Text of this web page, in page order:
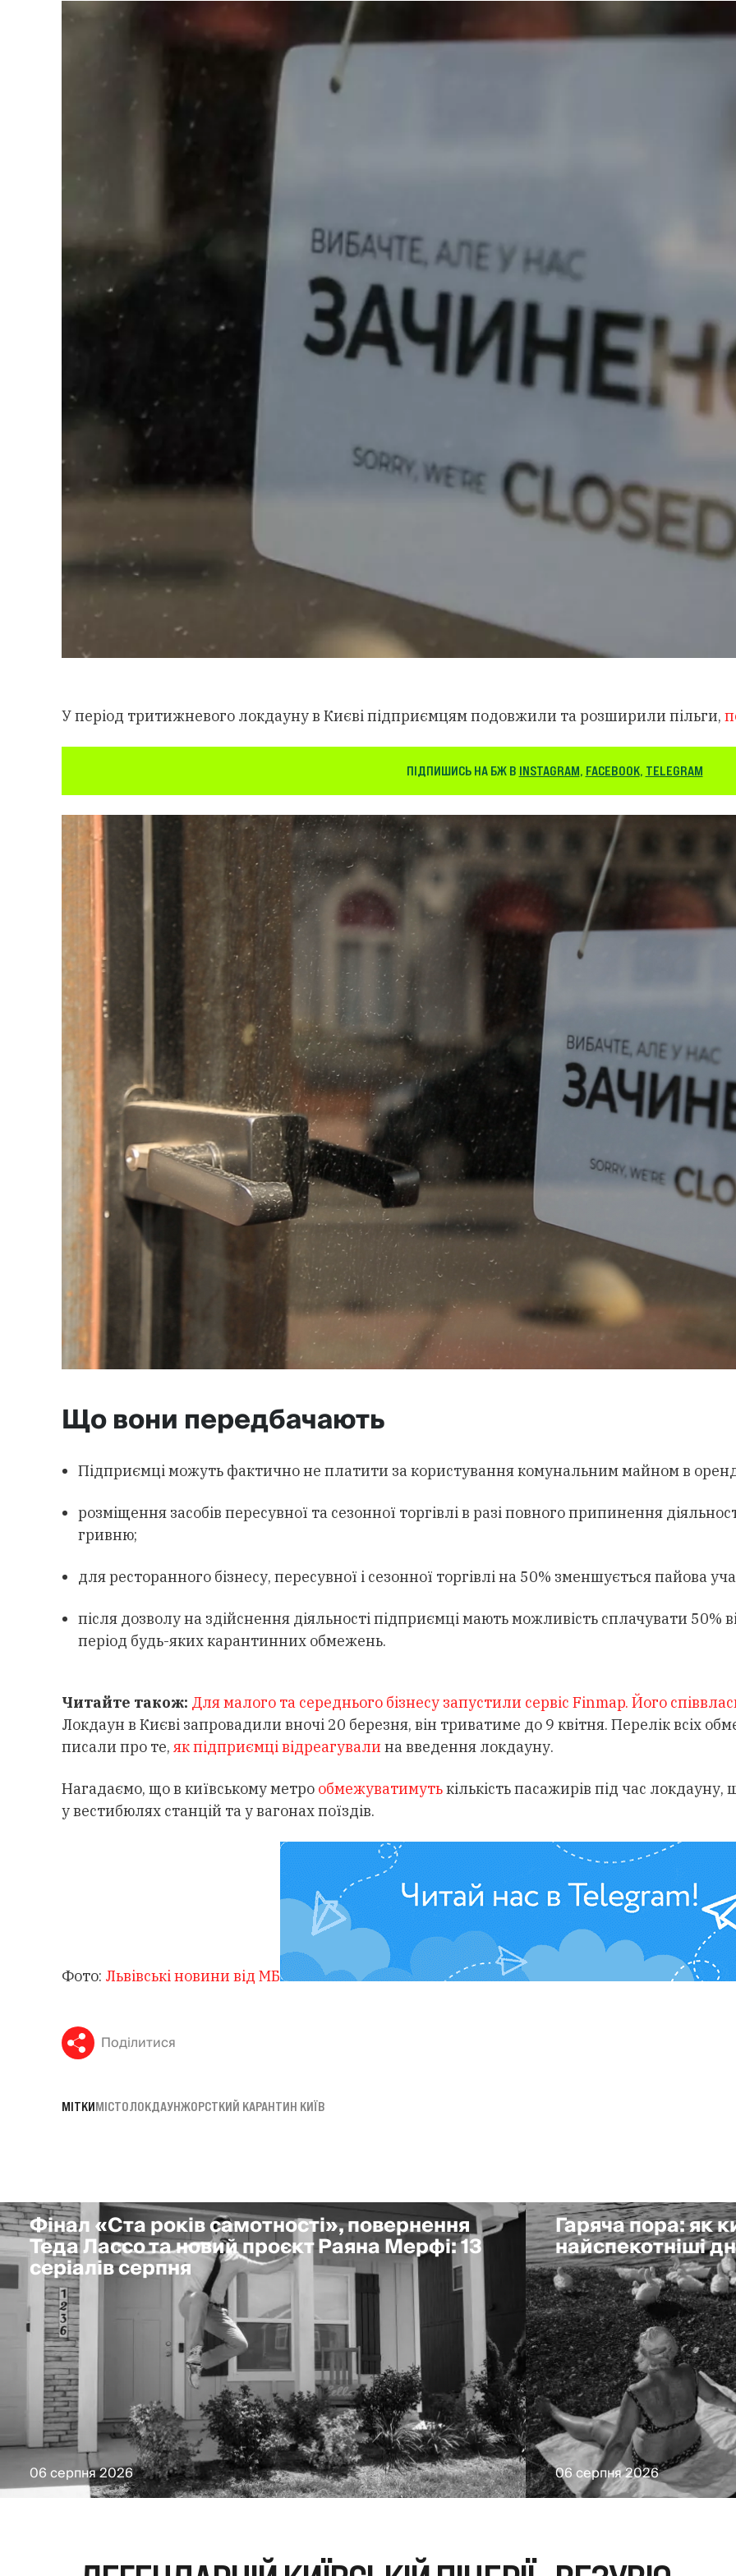
У період тритижневого локдауну в Києві підприємцям подовжили та розширили пільги,
ПІДПИШИСЬ НА БЖ В INSTAGRAM, FACEBOOK, TELEGRAM
Що вони передбачають
Підприємці можуть фактично не платити за користування комунальним майном в
розміщення засобів пересувної та сезонної торгівлі в разі повного припинення
гривню;
для ресторанного бізнесу, пересувної і сезонної торгівлі на 50% зменшується пайова
після дозволу на здійснення діяльності підприємці мають можливість сплачувати 50%
період будь-яких карантинних обмежень.
Читайте також: Для малого та середнього бізнесу запустили сервіс Finmap. Його
Локдаун в Києві запровадили вночі 20 березня, він триватиме до 9 квітня. Перелік всіх
писали про те, як підприємці відреагували на введення локдауну.
Нагадаємо, що в київському метро обмежуватимутькількість пасажирів під час
у вестибюлях станцій та у вагонах поїздів.
Фото: Львівські новини від МБ
Поділитися
МІТКИМІСТОЛОКДАУНЖОРСТКИЙ КАРАНТИН КИЇВ
Фінал «Ста років самотності», повернення
Теда Лассо та новий проєкт Раяна Мерфі: 13
серіалів серпня
06 серпня 2026
Гаряча пора: як
найспекотніші
06 серпня 2026